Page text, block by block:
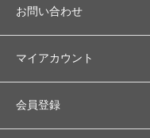
お問い合わせ
マイアカウント
会員登録